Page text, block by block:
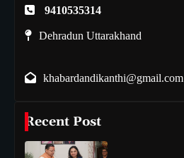
9410535314
Dehradun Uttarakhand
khabardandikanthi@gmail.com
Recent Post